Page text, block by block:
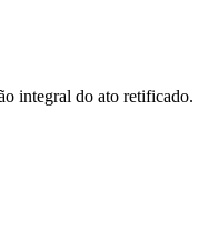
integral do ato retificado.